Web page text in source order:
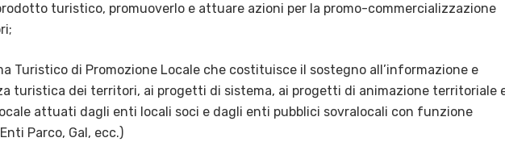
turistico, promuoverlo e attuare azioni per la promo-commercializzazione
Turistico di Promozione Locale che costituisce il sostegno all’informazione e
turistica dei territori, ai progetti di sistema, ai progetti di animazione territoriale
attuati dagli enti locali soci e dagli enti pubblici sovralocali con funzione
Parco, Gal, ecc.)